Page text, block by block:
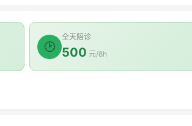
🕑
全天陪诊
500 元/8h